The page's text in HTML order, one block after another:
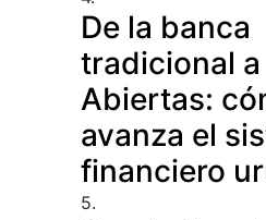
De la banca
tradicional a
Abiertas:
avanza el
financiero
5.